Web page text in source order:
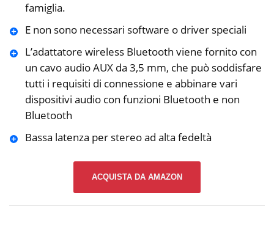
famiglia.
E non sono necessari software o driver speciali
L’adattatore wireless Bluetooth viene fornito con
un cavo audio AUX da 3,5 mm, che può soddisfare
tutti i requisiti di connessione e abbinare vari
dispositivi audio con funzioni Bluetooth e non
Bluetooth
Bassa latenza per stereo ad alta fedeltà
ACQUISTA DA AMAZON